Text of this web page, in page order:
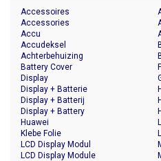
Accessoires
Accessories
Accu
Accudeksel
Achterbehuizing
Battery Cover
Display
Display + Batterie
Display + Batterij
Display + Battery
Huawei
Klebe Folie
LCD Display Modul
LCD Display Module